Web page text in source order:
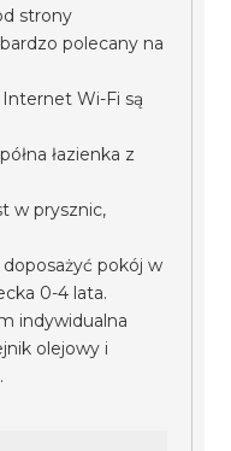
strony
polecany na
Wi-Fi są
łazienka z
w prysznic,
pokój w
0-4 lata.
indywidualna
olejowy i